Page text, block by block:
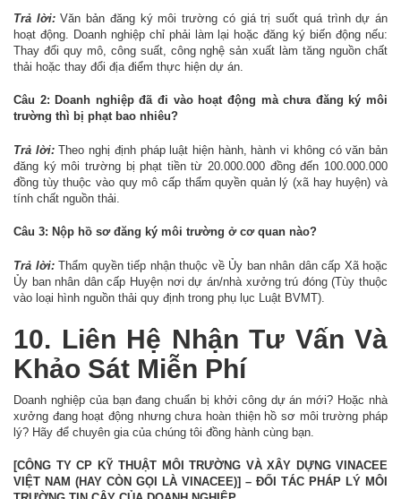
Trả lời:Văn bản đăng ký môi trường có giá trị suốt quá trình dự án
hoạt động. Doanh nghiệp chỉ phải làm lại hoặc đăng ký biến động nếu:
Thay đổi quy mô, công suất, công nghệ sản xuất làm tăng nguồn chất
thải hoặc thay đổi địa điểm thực hiện dự án.
Câu 2: Doanh nghiệp đã đi vào hoạt động mà chưa đăng ký môi
trường thì bị phạt bao nhiêu?
Trả lời: Theo nghị định pháp luật hiện hành, hành vi không có văn bản
đăng ký môi trường bị phạt tiền từ 20.000.000 đồng đến 100.000.000
đồng tùy thuộc vào quy mô cấp thẩm quyền quản lý (xã hay huyện) và
tính chất nguồn thải.
Câu 3: Nộp hồ sơ đăng ký môi trường ở cơ quan nào?
Trả lời:Thẩm quyền tiếp nhận thuộc về Ủy ban nhân dân cấp Xã hoặc
Ủy ban nhân dân cấp Huyện nơi dự án/nhà xưởng trú đóng (Tùy thuộc
vào loại hình nguồn thải quy định trong phụ lục Luật BVMT).
10. Liên Hệ Nhận Tư Vấn Và
Khảo Sát Miễn Phí
Doanh nghiệp của bạn đang chuẩn bị khởi công dự án mới? Hoặc nhà
xưởng đang hoạt động nhưng chưa hoàn thiện hồ sơ môi trường pháp
lý? Hãy để chuyên gia của chúng tôi đồng hành cùng bạn.
[CÔNG TY CP KỸ THUẬT MÔI TRƯỜNG VÀ XÂY DỰNG VINACEE
VIỆT NAM (HAY CÒN GỌI LÀ VINACEE)] – ĐỐI TÁC PHÁP LÝ MÔI